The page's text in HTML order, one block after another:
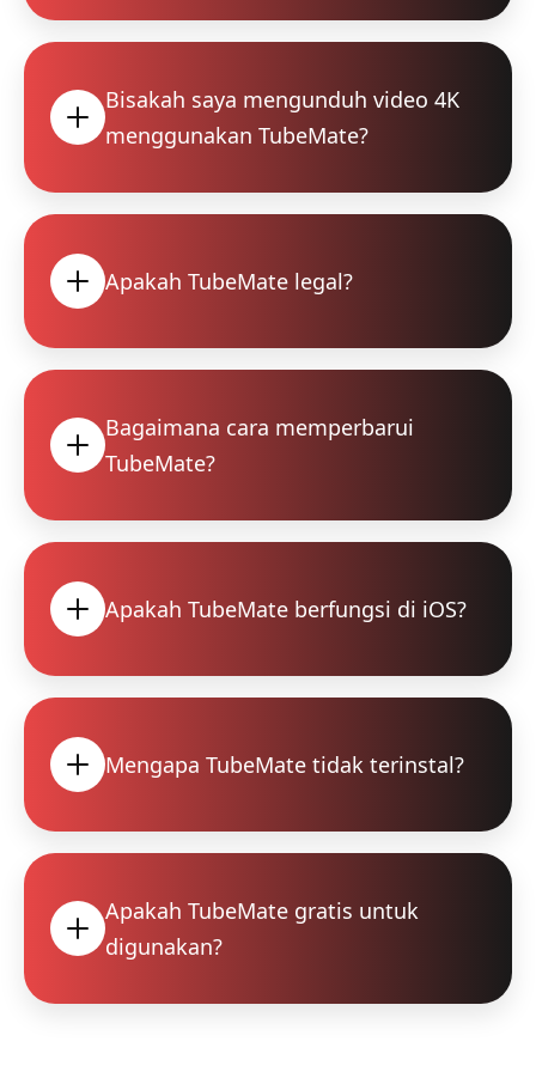
Bisakah saya mengunduh video 4K
menggunakan TubeMate?
Apakah TubeMate legal?
Bagaimana cara memperbarui
TubeMate?
Apakah TubeMate berfungsi di iOS?
Mengapa TubeMate tidak terinstal?
Apakah TubeMate gratis untuk
digunakan?